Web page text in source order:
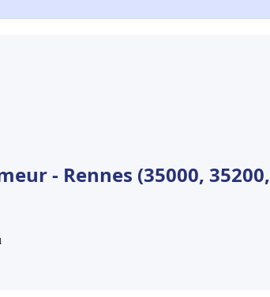
- Rennes (35000, 35200,